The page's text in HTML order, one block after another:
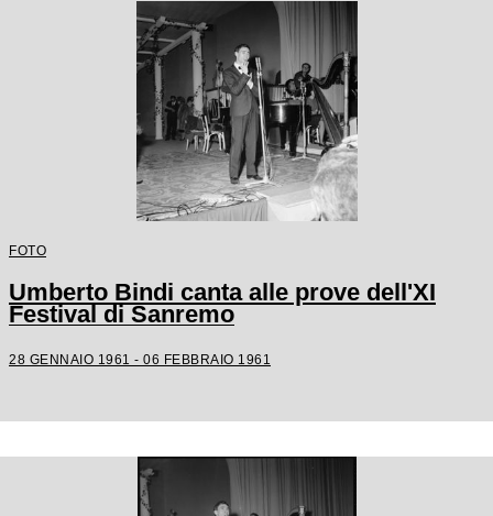
FOTO
Umberto Bindi canta alle prove dell'XI
Festival di Sanremo
28 GENNAIO 1961 - 06 FEBBRAIO 1961